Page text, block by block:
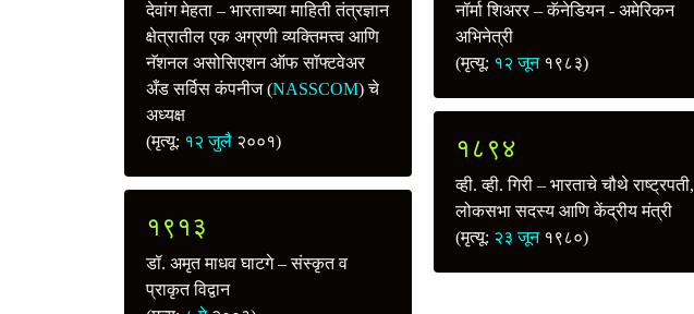
देवांग मेहता – भारताच्या माहिती तंत्रज्ञान
क्षेत्रातील एक अग्रणी व्यक्तिमत्त्व आणि
नॅशनल असोसिएशन ऑफ सॉफ्टवेअर
अँड सर्विस कंपनीज (NASSCOM) चे
अध्यक्ष
(मृत्यू: १२ जुलै २००१)
१९१३
डॉ. अमृत माधव घाटगे – संस्कृत व
प्राकृत विद्वान
नॉर्मा शिअरर – कॅनेडियन - अमेरिकन
अभिनेत्री
(मृत्यू: १२ जून१९८३)
१८९४
व्ही. व्ही. गिरी – भारताचे चौथे राष्ट्रपती,
लोकसभा सदस्य आणि केंद्रीय मंत्री
(मृत्यू: २३ जून१९८०)